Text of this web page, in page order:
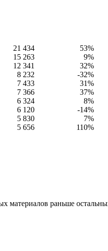
21 434 53%
15 263 9%
12 341 32%
8 232 -32%
7 433 31%
7 366 37%
6 324 8%
6 120 -14%
5 830 7%
5 656 110%
материалов раньше